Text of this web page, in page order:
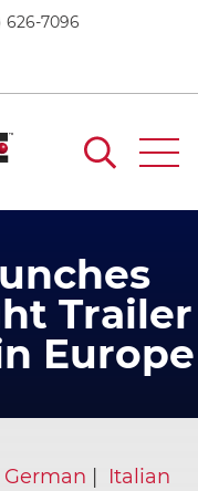
626-7096
Trailer
Europe
German
Italian